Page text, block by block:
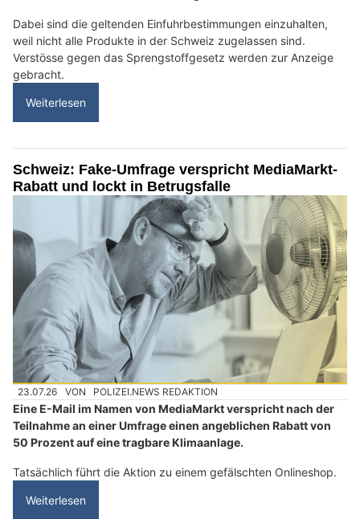
Dabei sind die geltenden Einfuhrbestimmungen einzuhalten,
weil nicht alle Produkte in der Schweiz zugelassen sind.
Verstösse gegen das Sprengstoffgesetz werden zur Anzeige
gebracht.
Weiterlesen
Schweiz: Fake-Umfrage verspricht MediaMarkt-
Rabatt und lockt in Betrugsfalle
23.07.26 VON POLIZEI.NEWS REDAKTION
Eine E-Mail im Namen von MediaMarkt verspricht nach der
Teilnahme an einer Umfrage einen angeblichen Rabatt von
50 Prozent auf eine tragbare Klimaanlage.
Tatsächlich führt die Aktion zu einem gefälschten Onlineshop.
Weiterlesen